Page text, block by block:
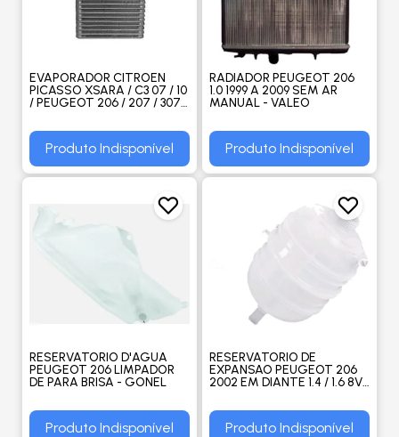
EVAPORADOR CITROEN
PICASSO XSARA / C3 07 / 10
/ PEUGEOT 206 / 207 / 307 -
Produto Indisponível
RADIADOR PEUGEOT 206
1.0 1999 A 2009 SEM AR
MANUAL - VALEO
Produto Indisponível
RESERVATORIO D'AGUA
PEUGEOT 206 LIMPADOR
DE PARA BRISA - GONEL
Produto Indisponível
RESERVATORIO DE
EXPANSAO PEUGEOT 206
2002 EM DIANTE 1.4 / 1.6 8V
Produto Indisponível